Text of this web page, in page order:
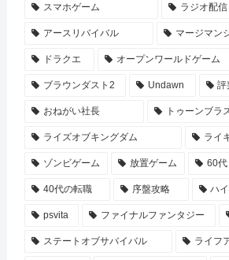
スマホゲーム ラジオ配信
アースリバイバル マージマン
ドラクエ オープンワールドゲーム
ブラウンダスト2 Undawn 評
おねがい社長 トゥーンブラ
ライズオブキングダム ライ
ゾンビゲーム 放置ゲーム 60代
40代の転職 序盤攻略 ハ
psvita ファイナルファンタジー
ステートオブサバイバル ライフ